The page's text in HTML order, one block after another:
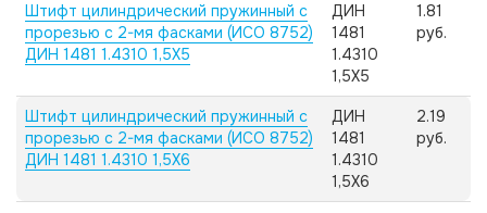
Штифт цилиндрический пружинный с
прорезью с 2-мя фасками (ИСО 8752)
ДИН 1481 1.4310 1,5X5
ДИН
1481
1.4310
1,5X5
1.81
руб.
Штифт цилиндрический пружинный с
прорезью с 2-мя фасками (ИСО 8752)
ДИН 1481 1.4310 1,5X6
ДИН
1481
1.4310
1,5X6
2.19
руб.